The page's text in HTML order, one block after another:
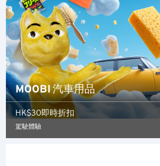
MOOBI 汽車用品
HK$30即時折扣
駕駛體驗
한국어
简体中文
繁體中文(HK)
繁體中文(TW)
Indonesia Bahasa